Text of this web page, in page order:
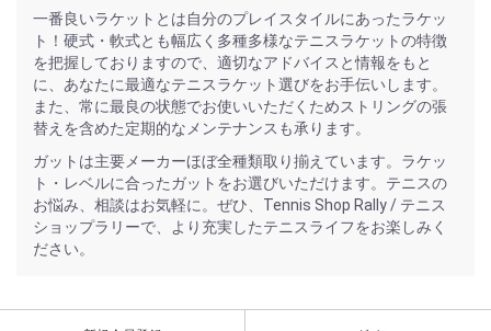
一番良いラケットとは自分のプレイスタイルにあったラケッ
ト！硬式・軟式とも幅広く多種多様なテニスラケットの特徴
を把握しておりますので、適切なアドバイスと情報をもと
に、あなたに最適なテニスラケット選びをお手伝いします。
また、常に最良の状態でお使いいただくためストリングの張
替えを含めた定期的なメンテナンスも承ります。
ガットは主要メーカーほぼ全種類取り揃えています。ラケッ
ト・レベルに合ったガットをお選びいただけます。テニスの
お悩み、相談はお気軽に。ぜひ、Tennis Shop Rally / テニス
ショップラリーで、より充実したテニスライフをお楽しみく
ださい。